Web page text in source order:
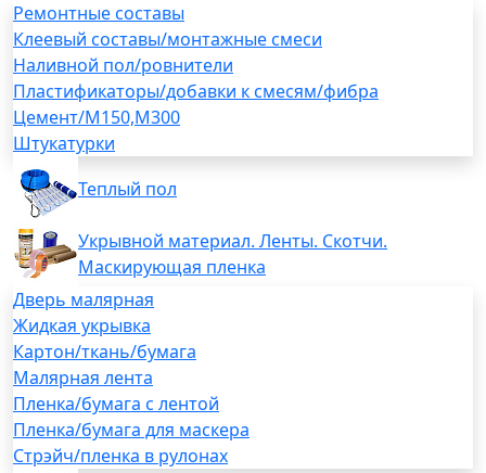
Ремонтные составы
Клеевый составы/монтажные смеси
Наливной пол/ровнители
Пластификаторы/добавки к смесям/фибра
Цемент/М150,М300
Штукатурки
Теплый пол
Укрывной материал. Ленты. Скотчи.
Маскирующая пленка
Дверь малярная
Жидкая укрывка
Картон/ткань/бумага
Малярная лента
Пленка/бумага с лентой
Пленка/бумага для маскера
Стрэйч/пленка в рулонах